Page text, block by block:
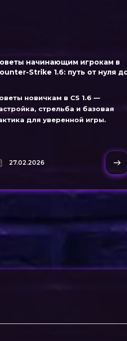
начинающим игрокам в
Strike 1.6: путь от нуля
новичкам в CS 1.6 —
стрельба и базовая
для уверенной игры.
27.02.2026